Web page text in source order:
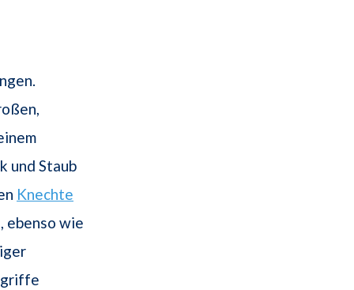
und Staub
Knechte
ebenso wie